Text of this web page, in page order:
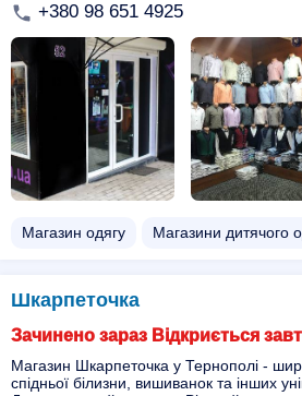
+380 98 651 4925
Магазин одягу Магазини дитячого
Шкарпеточка
Зачинено зараз Відкриється
Магазин Шкарпеточка у Тернополі -
спідньої білизни, вишиванок та інших